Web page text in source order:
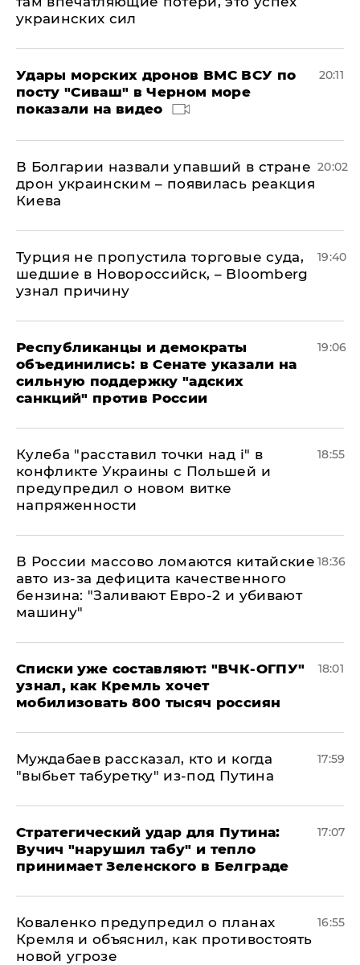
украинских сил
Удары морских дронов ВМС ВСУ по
посту "Сиваш" в Черном море
показали на видео
20:11
В Болгарии назвали упавший в стране
дрон украинским – появилась реакция
Киева
20:02
Турция не пропустила торговые суда,
шедшие в Новороссийск, – Bloomberg
узнал причину
19:40
Республиканцы и демократы
объединились: в Сенате указали на
сильную поддержку "адских
санкций" против России
19:06
Кулеба "расставил точки над і" в
конфликте Украины с Польшей и
предупредил о новом витке
напряженности
18:55
В России массово ломаются китайские
авто из-за дефицита качественного
бензина: "Заливают Евро-2 и убивают
машину"
18:36
Списки уже составляют: "ВЧК-ОГПУ"
узнал, как Кремль хочет
мобилизовать 800 тысяч россиян
18:01
Муждабаев рассказал, кто и когда
"выбьет табуретку" из-под Путина
17:59
Стратегический удар для Путина:
Вучич "нарушил табу" и тепло
принимает Зеленского в Белграде
17:07
Коваленко предупредил о планах
Кремля и объяснил, как противостоять
новой угрозе
16:55